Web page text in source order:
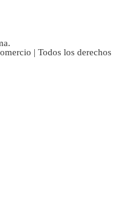
| Todos los derechos